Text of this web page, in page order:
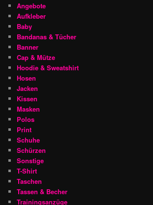
Angebote
Aufkleber
Baby
Bandanas & Tücher
Banner
Cap & Mütze
Hoodie & Sweatshirt
Hosen
Jacken
Kissen
Masken
Polos
Print
Schuhe
Schürzen
Sonstige
T-Shirt
Taschen
Tassen & Becher
Trainingsanzüge